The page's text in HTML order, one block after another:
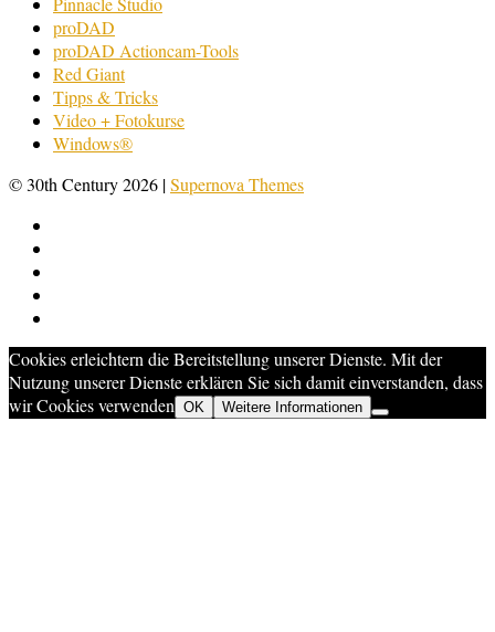
proDAD
proDAD Actioncam-Tools
Red Giant
Tipps & Tricks
Video + Fotokurse
Windows®
© 30th Century 2026 |Supernova Themes
Cookies erleichtern die Bereitstellung unserer Dienste. Mit der
Nutzung unserer Dienste erklären Sie sich damit einverstanden, dass
wir Cookies verwenden OK Weitere Informationen